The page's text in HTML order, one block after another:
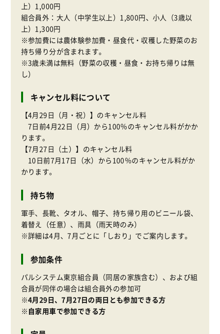
上）1,000円
組合員外：大人（中学生以上）1,800円、小人（3歳以
上）1,300円
※参加費には農体験参加費・昼食代・収穫した野菜のお
持ち帰り分が含まれます。
※3歳未満は無料（野菜の収穫・昼食・お持ち帰りは無
し）
キャンセル料について
【4月29日（月・祝）】のキャンセル料
7日前4月22日（月）から100％のキャンセル料がかか
ります。
【7月27日（土）】のキャンセル料
10日前7月17日（水）から100％のキャンセル料がか
かります。
持ち物
軍手、長靴、タオル、帽子、持ち帰り用のビニール袋、
着替え（任意）、雨具（雨天時のみ）
※詳細は4月、7月ごとに「しおり」でご案内します。
参加条件
パルシステム東京組合員（同居の家族含む）、および組
合員が同伴の場合は組合員外の参加可
※4月29日、7月27日の両日とも参加できる方
※自家用車で参加できる方